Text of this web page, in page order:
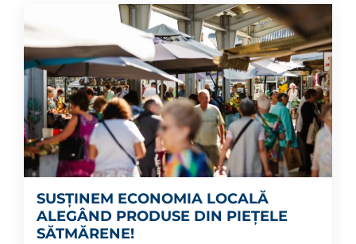
SUSȚINEM ECONOMIA LOCALĂ
ALEGÂND PRODUSE DIN PIEȚELE
SĂTMĂRENE!